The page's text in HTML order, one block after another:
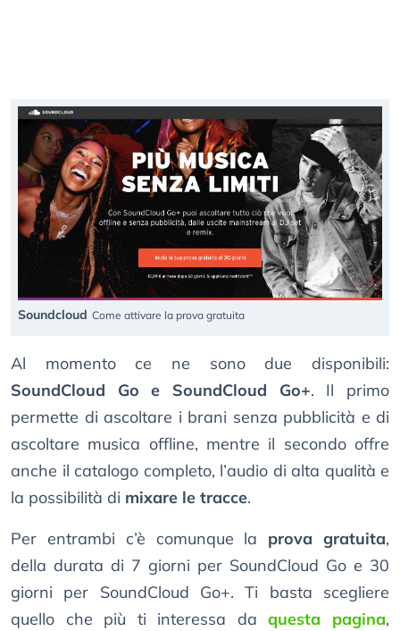
Soundcloud Come attivare la prova gratuita
Al momento ce ne sono due disponibili:
SoundCloud Go e SoundCloud Go+. Il primo
permette di ascoltare i brani senza pubblicità e di
ascoltare musica offline, mentre il secondo offre
anche il catalogo completo, l’audio di alta qualità e
la possibilità di mixare le tracce.
Per entrambi c’è comunque la prova gratuita,
della durata di 7 giorni per SoundCloud Go e 30
giorni per SoundCloud Go+. Ti basta scegliere
quello che più ti interessa daquesta pagina,